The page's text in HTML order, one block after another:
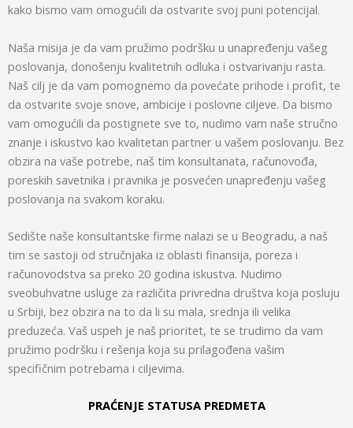
kako bismo vam omogućili da ostvarite svoj puni potencijal.
Naša misija je da vam pružimo podršku u unapređenju vašeg
poslovanja, donošenju kvalitetnih odluka i ostvarivanju rasta.
Naš cilj je da vam pomognemo da povećate prihode i profit, te
da ostvarite svoje snove, ambicije i poslovne ciljeve. Da bismo
vam omogućili da postignete sve to, nudimo vam naše stručno
znanje i iskustvo kao kvalitetan partner u vašem poslovanju. Bez
obzira na vaše potrebe, naš tim konsultanata, računovođa,
poreskih savetnika i pravnika je posvećen unapređenju vašeg
poslovanja na svakom koraku.
Sedište naše konsultantske firme nalazi se u Beogradu, a naš
tim se sastoji od stručnjaka iz oblasti finansija, poreza i
računovodstva sa preko 20 godina iskustva. Nudimo
sveobuhvatne usluge za različita privredna društva koja posluju
u Srbiji, bez obzira na to da li su mala, srednja ili velika
preduzeća. Vaš uspeh je naš prioritet, te se trudimo da vam
pružimo podršku i rešenja koja su prilagođena vašim
specifičnim potrebama i ciljevima.
PRAĆENJE STATUSA PREDMETA